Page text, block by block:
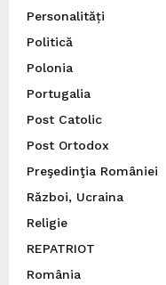
Personalități
Politică
Polonia
Portugalia
Post Catolic
Post Ortodox
Preşedinţia României
Război, Ucraina
Religie
REPATRIOT
România